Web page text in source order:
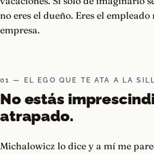
no eres el dueño. Eres el
empresa.
01 — EL EGO QUE TE ATA A LA
No estás
atrapado.
Michalowicz lo dice y a mí me